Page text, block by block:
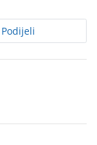
Podijeli